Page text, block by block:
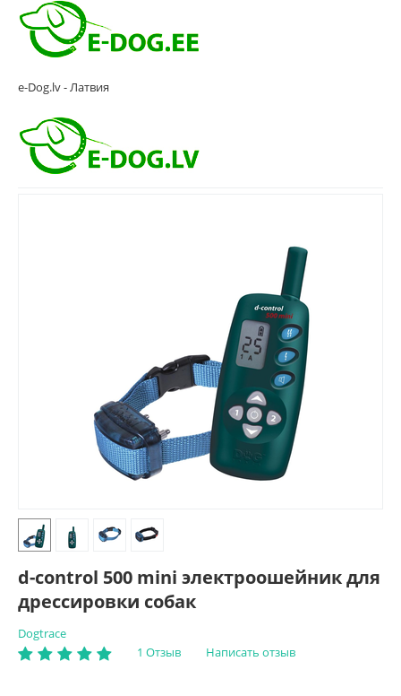
e-Dog.lv - Латвия
d-control 500 mini электроошейник для
дрессировки собак
Dogtrace
1 Отзыв
Написать отзыв